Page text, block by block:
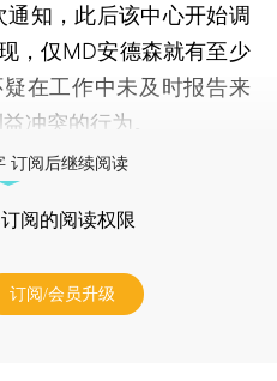
知，此后该中心开始调
，仅MD安德森就有至少
在工作中未及时报告来
冲突的行为。
订阅后继续阅读
阅的阅读权限
订阅/会员升级